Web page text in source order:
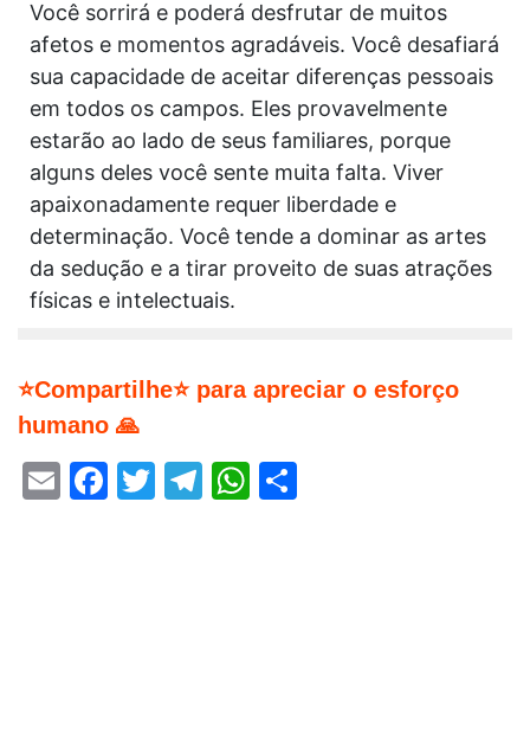
Você sorrirá e poderá desfrutar de muitos
afetos e momentos agradáveis. Você desafiará
sua capacidade de aceitar diferenças pessoais
em todos os campos. Eles provavelmente
estarão ao lado de seus familiares, porque
alguns deles você sente muita falta. Viver
apaixonadamente requer liberdade e
determinação. Você tende a dominar as artes
da sedução e a tirar proveito de suas atrações
físicas e intelectuais.
⭐Compartilhe⭐ para apreciar o esforço
humano 🙏
EmailFacebook
Twitter
Telegram
WhatsApp